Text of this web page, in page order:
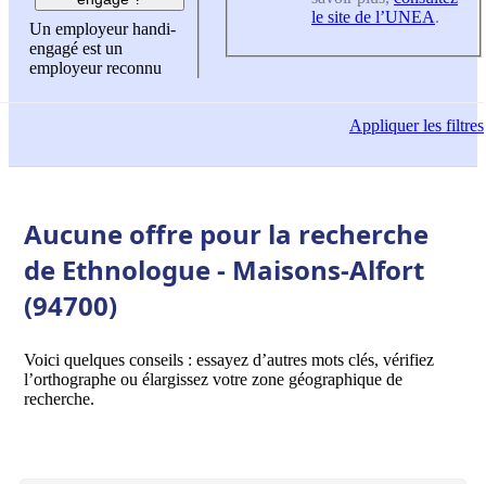
Un employeur handi-
engagé est un
employeur reconnu
le site de l’UNEA.
Appliquerles filtres
Aucune offre pour la recherche
de Ethnologue - Maisons-Alfort
(94700)
Voici quelques conseils : essayez d’autres mots clés, vérifiez
l’orthographe ou élargissez votre zone géographique de
recherche.